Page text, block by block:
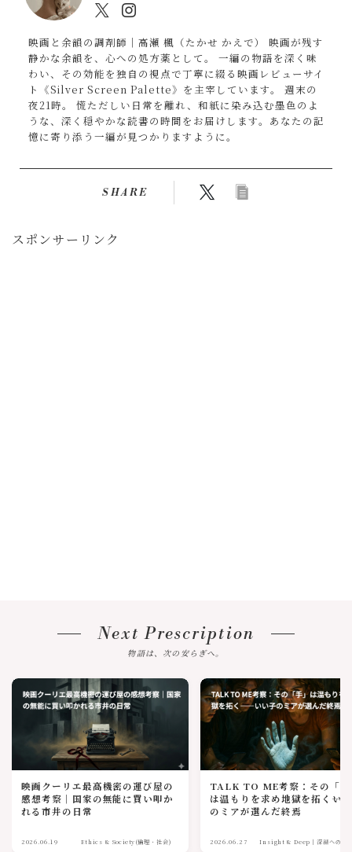
映画と余韻の調剤師｜高瀬 楓（たかせ かえで） 映画が残す
静かな余韻を、心への処方薬として。 一編の物語を深く味
わい、その効能を独自の視点で丁寧に綴る映画レビューサイ
ト《Silver Screen Palette》を主宰しています。 週末の
夜21時。 慌ただしい日常を離れ、和紙に染み込む墨色のよ
うな、深く穏やかな読書の時間をお届けします。あなたの記
憶に寄り添う一編が見つかりますように。
SHARE
スポンサーリンク
Next Prescription
物語は、次の安らぎへ。
映画クーリエ最高機密の運び屋の
感想考察｜国家の無能に買い叩か
れる市井の日常
2026.06.19 Ethics & Society(倫理・社会)
TALK TO ME考察：その「手
は温もりを求め地獄を拓く――い
のミアが選んだ終焉
2026.06.27 Insight & Deep｜深淵への眼